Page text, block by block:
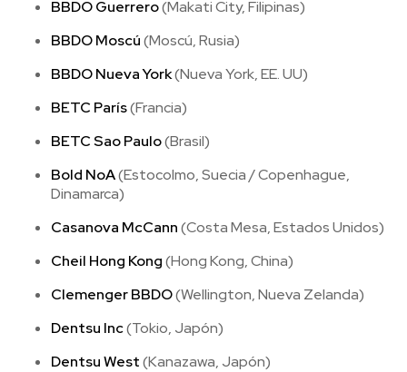
BBDO Guerrero(Makati City, Filipinas)
BBDO Moscú(Moscú, Rusia)
BBDO Nueva York(Nueva York, EE. UU)
BETC París(Francia)
BETC Sao Paulo(Brasil)
Bold NoA(Estocolmo, Suecia / Copenhague,
Dinamarca)
Casanova McCann(Costa Mesa, Estados Unidos)
Cheil Hong Kong(Hong Kong, China)
Clemenger BBDO(Wellington, Nueva Zelanda)
Dentsu Inc(Tokio, Japón)
Dentsu West(Kanazawa, Japón)